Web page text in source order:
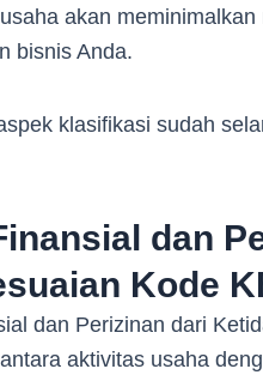
akan
bisnis Anda.
klasifikasi sudah
dan
Kode
aktivitas usaha